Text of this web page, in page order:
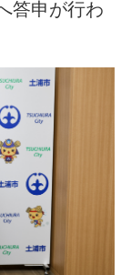
答申が行わ